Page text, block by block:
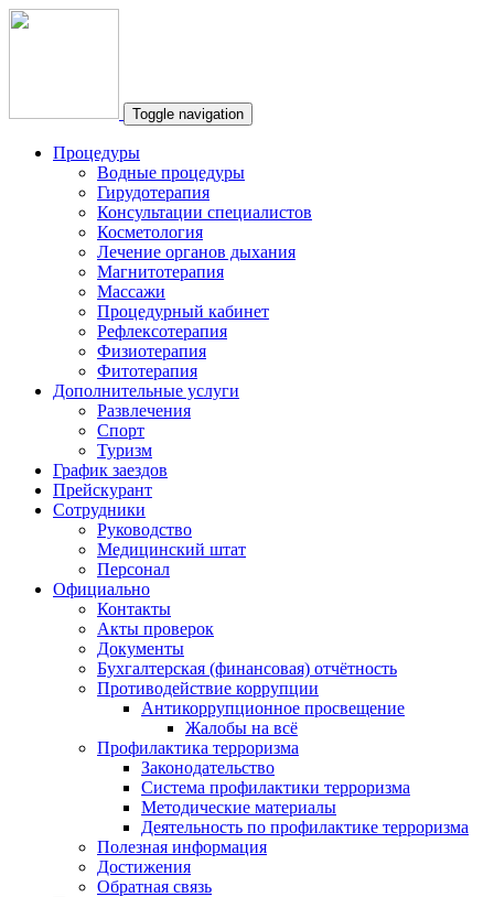
Toggle navigation
Процедуры
Водные процедуры
Гирудотерапия
Консультации специалистов
Косметология
Лечение органов дыхания
Магнитотерапия
Массажи
Процедурный кабинет
Рефлексотерапия
Физиотерапия
Фитотерапия
Дополнительные услуги
Развлечения
Спорт
Туризм
График заездов
Прейскурант
Сотрудники
Руководство
Медицинский штат
Персонал
Официально
Контакты
Акты проверок
Документы
Бухгалтерская (финансовая) отчётность
Противодействие коррупции
Антикоррупционное просвещение
Жалобы на всё
Профилактика терроризма
Законодательство
Система профилактики терроризма
Методические материалы
Деятельность по профилактике терроризма
Полезная информация
Достижения
Обратная связь